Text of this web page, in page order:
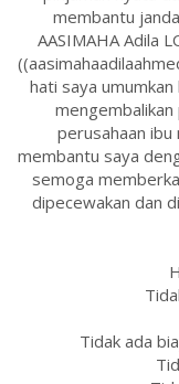
membantu
AASIMAHA Adila
hati saya
perusahaan
membantu saya
semoga
dipecewakan dan
Tidak ada